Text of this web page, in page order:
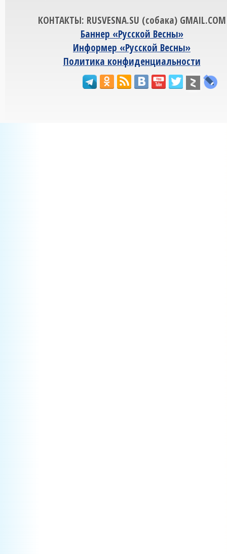
КОНТАКТЫ: RUSVESNA.SU (собака) GMAIL.COM
Баннер «Русской Весны»
Информер «Русской Весны»
Политика конфиденциальности